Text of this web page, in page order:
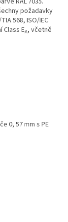
požadavky
568, ISO/IEC
Class EA, včetně
0, 57 mm s PE